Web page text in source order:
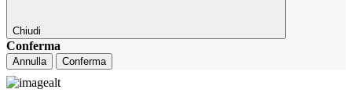
Chiudi
Conferma
Annulla Conferma